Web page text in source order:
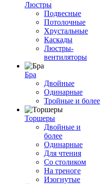
Люстры
Подвесные
Потолочные
Хрустальные
Каскады
Люстры-
вентиляторы
Бра
Двойные
Одинарные
Тройные и более
Торшеры
Двойные и
более
Одинарные
Для чтения
Со столиком
На треноге
Изогнутые